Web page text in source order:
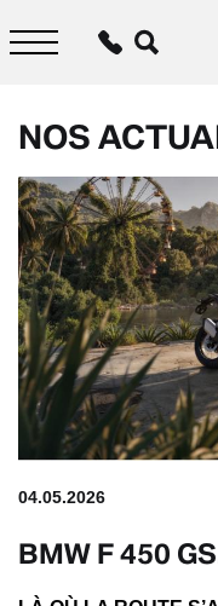
contenu
NOS
04.05.2026
BMW F 450